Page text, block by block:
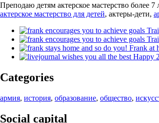
Преподаю детям актерское мастерство более
актерское мастерство для детей, актеры-дети,
Frank at
Happy
Categories
армия, история, образование, общество,
Social capital